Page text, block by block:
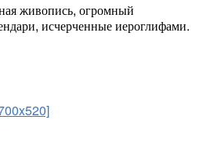
живопись, огромный
исчерченные иероглифами.